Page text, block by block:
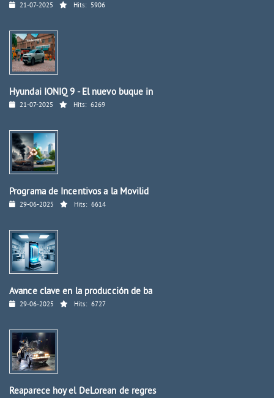
21-07-2025 Hits: 5906
Hyundai IONIQ 9 - El nuevo buque in
21-07-2025 Hits: 6269
Programa de Incentivos a la Movilid
29-06-2025 Hits: 6614
Avance clave en la producción de ba
29-06-2025 Hits: 6727
Reaparece hoy el DeLorean de regres